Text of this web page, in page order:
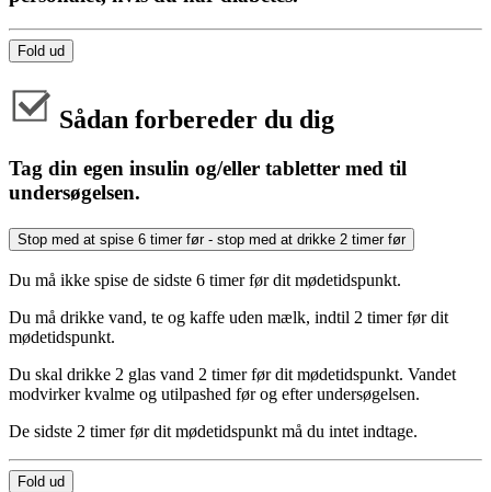
Fold ud
Sådan forbereder du dig
Tag din egen insulin og/eller tabletter med til
undersøgelsen.
Stop med at spise 6 timer før - stop med at drikke 2 timer før
Du må ikke spise de sidste 6 timer før dit mødetidspunkt.
Du må drikke vand, te og kaffe uden mælk, indtil 2 timer før dit
mødetidspunkt.
Du skal drikke 2 glas vand 2 timer før dit mødetidspunkt. Vandet
modvirker kvalme og utilpashed før og efter undersøgelsen.
De sidste 2 timer før dit mødetidspunkt må du intet indtage.
Fold ud